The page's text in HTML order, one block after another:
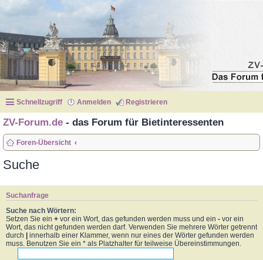
Schnellzugriff Anmelden Registrieren
ZV-Forum.de - das Forum für Bietinteressenten
Foren-Übersicht
Suche
Suchanfrage
Suche nach Wörtern:
Setzen Sie ein + vor ein Wort, das gefunden werden muss und ein - vor ein
Wort, das nicht gefunden werden darf. Verwenden Sie mehrere Wörter getrennt
durch | innerhalb einer Klammer, wenn nur eines der Wörter gefunden werden
muss. Benutzen Sie ein * als Platzhalter für teilweise Übereinstimmungen.